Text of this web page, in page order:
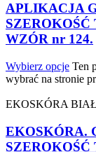
APLIKACJA
SZEROKOŚĆ
WZÓR nr 124.
Wybierz opcje Ten
wybrać na stronie
EKOSKÓRA
EKOSKÓRA.
SZEROKOŚĆ